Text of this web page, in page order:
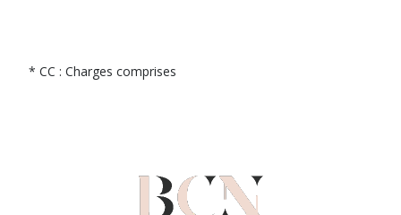
* CC : Charges comprises